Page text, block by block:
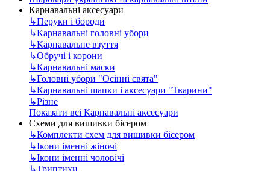
Карнавальні аксесуари
↳Перуки і бороди
↳Карнавальні головні убори
↳Карнавальне взуття
↳Обручі і корони
↳Карнавальні маски
↳Головні убори "Осінні свята"
↳Карнавальні шапки і аксесуари "Тварини"
↳Різне
Показати всі Карнавальні аксесуари
Схеми для вишивки бісером
↳Комплекти схем для вишивки бісером
↳Ікони іменні жіночі
↳Ікони іменні чоловічі
↳Триптихи